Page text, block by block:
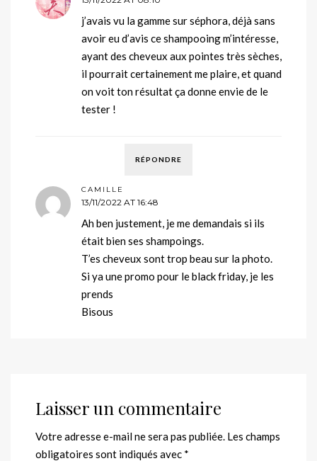
j’avais vu la gamme sur séphora, déjà sans
avoir eu d’avis ce shampooing m’intéresse,
ayant des cheveux aux pointes très sèches,
il pourrait certainement me plaire, et quand
on voit ton résultat ça donne envie de le
tester !
RÉPONDRE
CAMILLE
13/11/2022 AT 16:48
Ah ben justement, je me demandais si ils
était bien ses shampoings.
T’es cheveux sont trop beau sur la photo.
Si ya une promo pour le black friday, je les
prends
Bisous
Laisser un commentaire
Votre adresse e-mail ne sera pas publiée. Les champs
obligatoires sont indiqués avec *